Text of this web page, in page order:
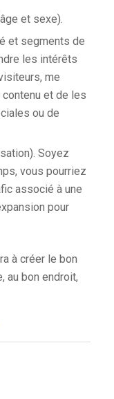
et sexe).
et segments de
les intérêts
me
et de les
ou de
Soyez
vous pourriez
associé à une
pour
à créer le bon
au bon endroit,